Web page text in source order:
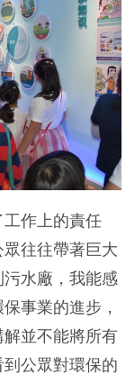
作上的責任
往往帶著巨大
水廠，我能感
事業的進步，
並不能將所有
公眾對環保的